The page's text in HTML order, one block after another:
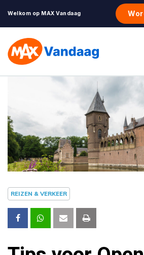
Welkom op MAX Vandaag
REIZEN & VERKEER